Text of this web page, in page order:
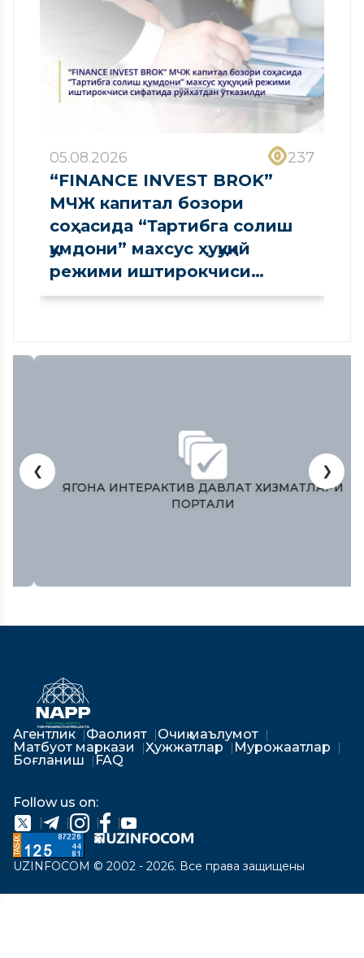
05.08.2026 237
“FINANCE INVEST BROK”
МЧЖ капитал бозори
соҳасида “Тартибга солиш
қумдони” махсус ҳуқуқий
режими иштирокчиси
сифатида рўйхатдан
ЯГОНА ИНТЕРАКТИВ ДАВЛАТ ХИЗМАТЛАРИ
ПОРТАЛИ
❮ ❯
Агентлик Фаолият
Очиқ маълумот
Матбуот маркази
Ҳужжатлар
Мурожаатлар
Боғланиш
FAQ
Follow us on:
UZINFOCOM © 2002 - 2026. Все права защищены